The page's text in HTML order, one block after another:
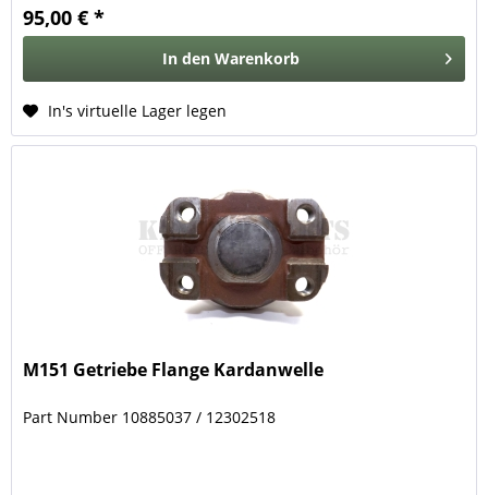
95,00 € *
In den Warenkorb
In's virtuelle Lager legen
M151 Getriebe Flange Kardanwelle
Part Number 10885037 / 12302518